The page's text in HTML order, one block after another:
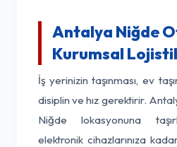
Antalya Niğde
Kurumsal
İş yerinizin taşınması, ev
disiplin ve hız gerektirir.
Niğde lokasyonuna
elektronik cihazlarınıza